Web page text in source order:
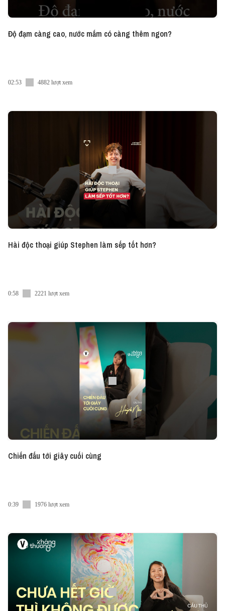
Độ đạm càng cao, nước mắm có càng thêm ngon?
02:53 4882 lượt xem
Hài độc thoại giúp Stephen làm sếp tốt hơn?
0:58 2221 lượt xem
Chiến đấu tới giây cuối cùng
0:39 1976 lượt xem